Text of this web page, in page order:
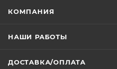
КОМПАНИЯ
НАШИ РАБОТЫ
ДОСТАВКА/ОПЛАТА